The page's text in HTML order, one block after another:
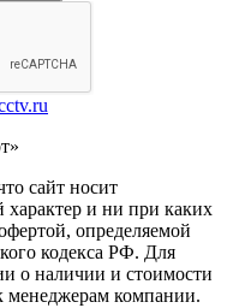
сайт носит
и ни при каких
определяемой
кодекса РФ. Для
о наличии и стоимости
менеджерам компании.